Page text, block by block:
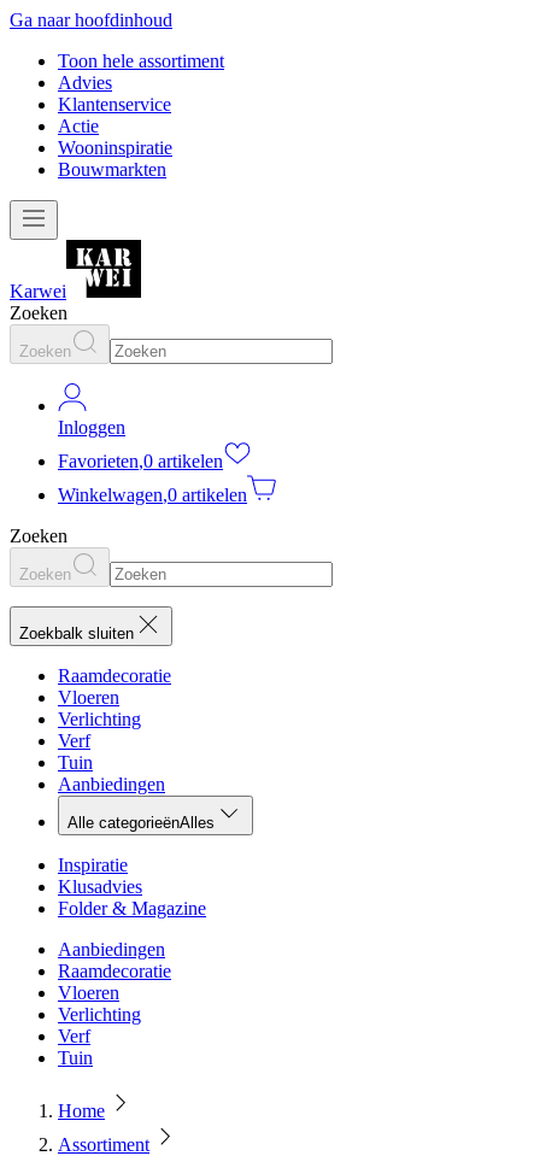
Ga naar hoofdinhoud
Toon hele assortiment
Advies
Klantenservice
Actie
Wooninspiratie
Bouwmarkten
Karwei
Zoeken
Zoeken
Inloggen
Favorieten,0 artikelen
Winkelwagen,0 artikelen
Zoeken
Zoeken
Zoekbalk sluiten
Raamdecoratie
Vloeren
Verlichting
Verf
Tuin
Aanbiedingen
Alle categorieënAlles
Inspiratie
Klusadvies
Folder & Magazine
Aanbiedingen
Raamdecoratie
Vloeren
Verlichting
Verf
Tuin
Home
Assortiment